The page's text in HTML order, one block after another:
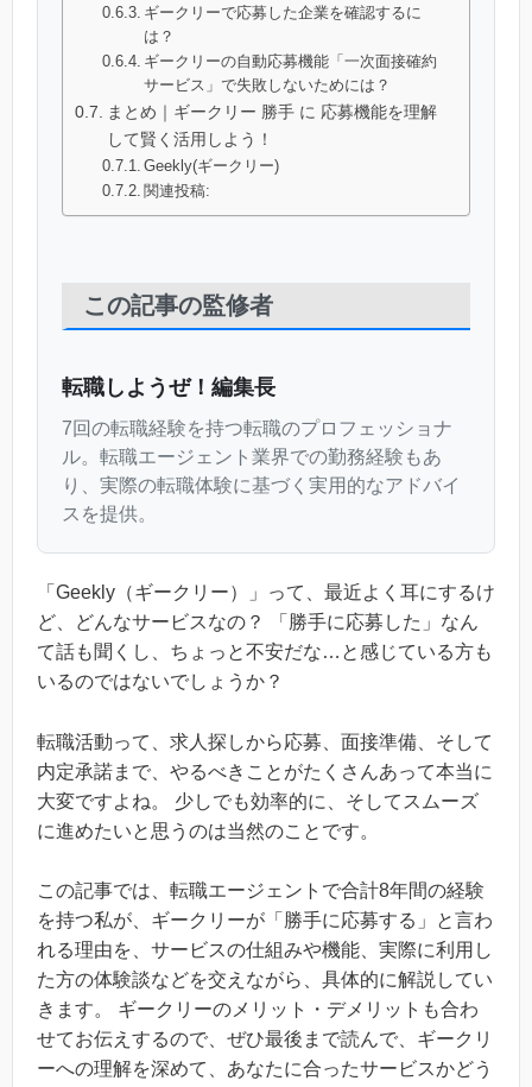
ギークリーで応募した企業を確認するに
は？
ギークリーの自動応募機能「一次面接確約
サービス」で失敗しないためには？
まとめ｜ギークリー 勝手 に 応募機能を理解
して賢く活用しよう！
Geekly(ギークリー)
関連投稿:
この記事の監修者
転職しようぜ！編集長
7回の転職経験を持つ転職のプロフェッショナ
ル。転職エージェント業界での勤務経験もあ
り、実際の転職体験に基づく実用的なアドバイ
スを提供。
「Geekly（ギークリー）」って、最近よく耳にするけ
ど、どんなサービスなの？ 「勝手に応募した」なん
て話も聞くし、ちょっと不安だな…と感じている方も
いるのではないでしょうか？
転職活動って、求人探しから応募、面接準備、そして
内定承諾まで、やるべきことがたくさんあって本当に
大変ですよね。 少しでも効率的に、そしてスムーズ
に進めたいと思うのは当然のことです。
この記事では、転職エージェントで合計8年間の経験
を持つ私が、ギークリーが「勝手に応募する」と言わ
れる理由を、サービスの仕組みや機能、実際に利用し
た方の体験談などを交えながら、具体的に解説してい
きます。 ギークリーのメリット・デメリットも合わ
せてお伝えするので、ぜひ最後まで読んで、ギークリ
ーへの理解を深めて、あなたに合ったサービスかどう